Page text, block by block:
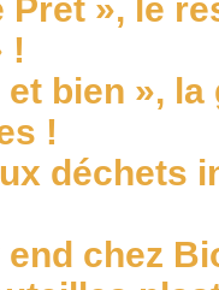
Prêt », le
!
et bien »,
!
déchets
end chez